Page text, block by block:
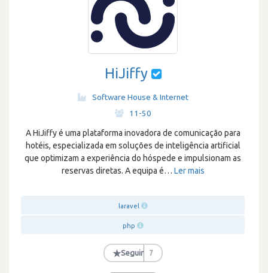
HiJiffy
Software House & Internet
11-50
A HiJiffy é uma plataforma inovadora de comunicação para
hotéis, especializada em soluções de inteligência artificial
que optimizam a experiência do hóspede e impulsionam as
reservas diretas. A equipa é… Ler mais
laravel
php
★Seguir 7